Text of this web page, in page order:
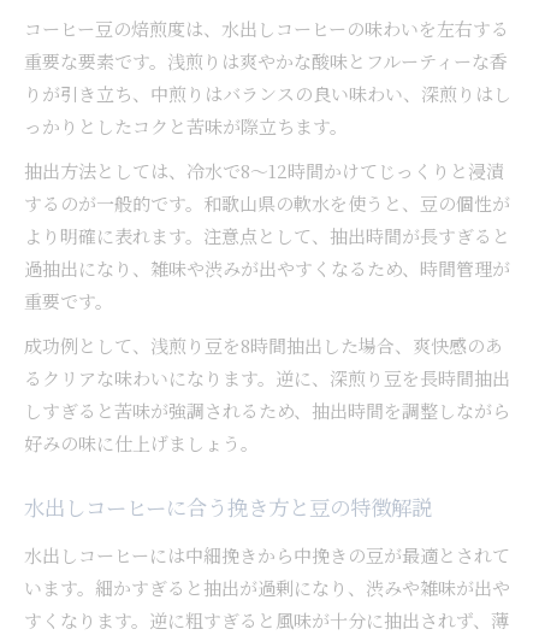
コーヒー豆の焙煎度は、水出しコーヒーの味わいを左右する
重要な要素です。浅煎りは爽やかな酸味とフルーティーな香
りが引き立ち、中煎りはバランスの良い味わい、深煎りはし
っかりとしたコクと苦味が際立ちます。
抽出方法としては、冷水で8～12時間かけてじっくりと浸漬
するのが一般的です。和歌山県の軟水を使うと、豆の個性が
より明確に表れます。注意点として、抽出時間が長すぎると
過抽出になり、雑味や渋みが出やすくなるため、時間管理が
重要です。
成功例として、浅煎り豆を8時間抽出した場合、爽快感のあ
るクリアな味わいになります。逆に、深煎り豆を長時間抽出
しすぎると苦味が強調されるため、抽出時間を調整しながら
好みの味に仕上げましょう。
水出しコーヒーに合う挽き方と豆の特徴解説
水出しコーヒーには中細挽きから中挽きの豆が最適とされて
います。細かすぎると抽出が過剰になり、渋みや雑味が出や
すくなります。逆に粗すぎると風味が十分に抽出されず、薄